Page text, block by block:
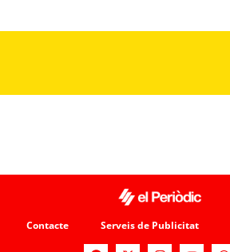
Contacte Serveis de Publicitat